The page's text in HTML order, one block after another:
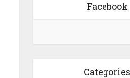
Facebook
Categories